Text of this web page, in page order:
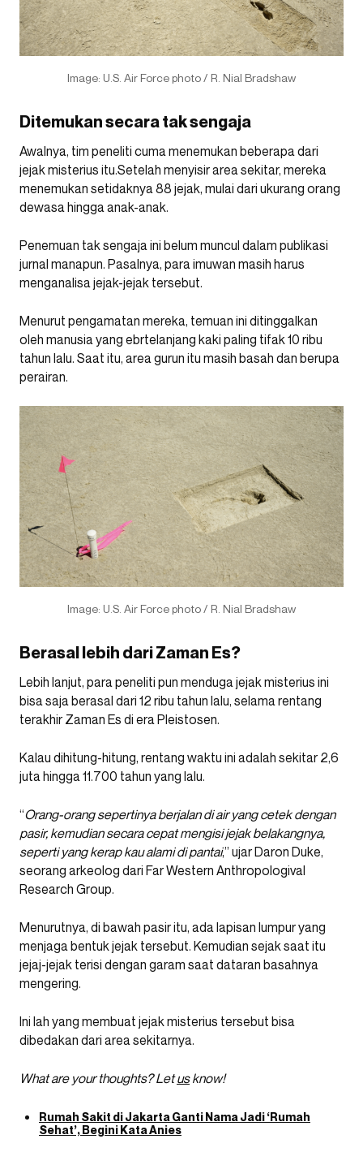
Image: U.S. Air Force photo / R. Nial Bradshaw
Ditemukan secara tak sengaja
Awalnya, tim peneliti cuma menemukan beberapa dari
jejak misterius itu.Setelah menyisir area sekitar, mereka
menemukan setidaknya 88 jejak, mulai dari ukurang orang
dewasa hingga anak-anak.
Penemuan tak sengaja ini belum muncul dalam publikasi
jurnal manapun. Pasalnya, para imuwan masih harus
menganalisa jejak-jejak tersebut.
Menurut pengamatan mereka, temuan ini ditinggalkan
oleh manusia yang ebrtelanjang kaki paling tifak 10 ribu
tahun lalu. Saat itu, area gurun itu masih basah dan berupa
perairan.
Image: U.S. Air Force photo / R. Nial Bradshaw
Berasal lebih dari Zaman Es?
Lebih lanjut, para peneliti pun menduga jejak misterius ini
bisa saja berasal dari 12 ribu tahun lalu, selama rentang
terakhir Zaman Es di era Pleistosen.
Kalau dihitung-hitung, rentang waktu ini adalah sekitar 2,6
juta hingga 11.700 tahun yang lalu.
“Orang-orang sepertinya berjalan di air yang cetek dengan
pasir, kemudian secara cepat mengisi jejak belakangnya,
seperti yang kerap kau alami di pantai,” ujar Daron Duke,
seorang arkeolog dari Far Western Anthropologival
Research Group.
Menurutnya, di bawah pasir itu, ada lapisan lumpur yang
menjaga bentuk jejak tersebut. Kemudian sejak saat itu
jejaj-jejak terisi dengan garam saat dataran basahnya
mengering.
Ini lah yang membuat jejak misterius tersebut bisa
dibedakan dari area sekitarnya.
What are your thoughts? Letusknow!
Rumah Sakit di Jakarta Ganti Nama Jadi ‘Rumah
Sehat’, Begini Kata Anies